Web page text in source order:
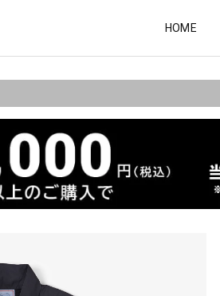
HOME